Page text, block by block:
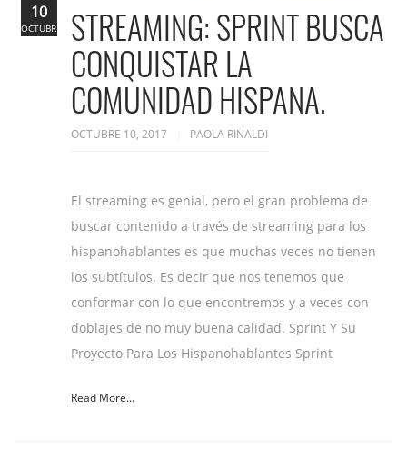
STREAMING: SPRINT BUSCA
CONQUISTAR LA
COMUNIDAD HISPANA.
OCTUBRE 10, 2017 PAOLA RINALDI
El streaming es genial, pero el gran problema de
buscar contenido a través de streaming para los
hispanohablantes es que muchas veces no tienen
los subtítulos. Es decir que nos tenemos que
conformar con lo que encontremos y a veces con
doblajes de no muy buena calidad. Sprint Y Su
Proyecto Para Los Hispanohablantes Sprint
Read More...
10
OCTUBRE